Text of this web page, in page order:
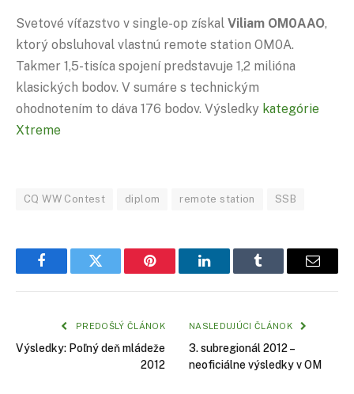
Svetové víťazstvo v single-op získal Viliam OM0AAO,
ktorý obsluhoval vlastnú remote station OM0A.
Takmer 1,5-tisíca spojení predstavuje 1,2 milióna
klasických bodov. V sumáre s technickým
ohodnotením to dáva 176 bodov. Výsledky kategórie
Xtreme
CQ WW Contest diplom remote station SSB
FacebookTwitter Pinterest LinkedInTumblr Email
PREDOŠLÝ ČLÁNOK
Výsledky: Poľný deň mládeže
2012
NASLEDUJÚCI ČLÁNOK
3. subregionál 2012 –
neoficiálne výsledky v OM